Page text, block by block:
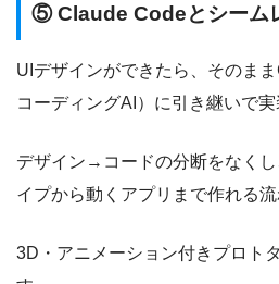
⑤ Claude Codeとシーム
UIデザインができたら、そのま
コーディングAI）に引き継いで実
デザイン→コードの分断をなく
イプから動くアプリまで作れる流
3D・アニメーション付きプロト